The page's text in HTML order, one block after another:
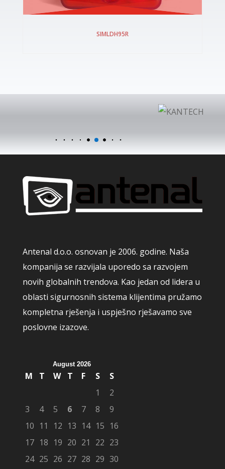
SIMLDH95R
Antenal d.o.o. osnovan je 2006. godine. Naša
kompanija se razvijala uporedo sa razvojem
novih globalnih trendova. Kao jedan od lidera u
oblasti sigurnosnih sistema klijentima pružamo
kompletna rješenja i uspješno rješavamo sve
poslovne izazove.
August 2026
M T W T F S
S
1
2
3
4 5 6 7 8
9
10 11 12 13 14 15 16
17 18 19 20 21 22 23
24 25 26 27 28 29 30